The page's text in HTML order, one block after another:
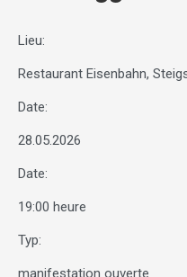
Lieu:
Restaurant Eisenbahn,
Date:
28.05.2026
Date:
19:00 heure
Typ:
manifestation ouverte